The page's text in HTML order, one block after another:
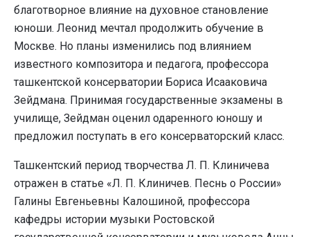
благотворное влияние на духовное становление
юноши. Леонид мечтал продолжить обучение в
Москве. Но планы изменились под влиянием
известного композитора и педагога, профессора
ташкентской консерватории Бориса Исааковича
Зейдмана. Принимая государственные экзамены в
училище, Зейдман оценил одаренного юношу и
предложил поступать в его консерваторский класс.
Ташкентский период творчества Л. П. Клиничева
отражен в статье «Л. П. Клиничев. Песнь о России»
Галины Евгеньевны Калошиной, профессора
кафедры истории музыки Ростовской